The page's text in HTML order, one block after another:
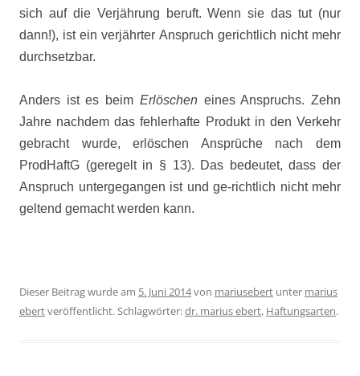
sich auf die Verjährung beruft. Wenn sie das tut (nur
dann!), ist ein verjährter Anspruch gerichtlich nicht mehr
durchsetzbar.
Anders ist es beim Erlöscheneines Anspruchs. Zehn
Jahre nachdem das fehlerhafte Produkt in den Verkehr
gebracht wurde, erlöschen Ansprüche nach dem
ProdHaftG (geregelt in § 13). Das bedeutet, dass der
Anspruch untergegangen ist und ge-richtlich nicht mehr
geltend gemacht werden kann.
Dieser Beitrag wurde am 5. Juni 2014von mariusebert unter marius
ebertveröffentlicht. Schlagwörter:dr. marius ebert, Haftungsarten.